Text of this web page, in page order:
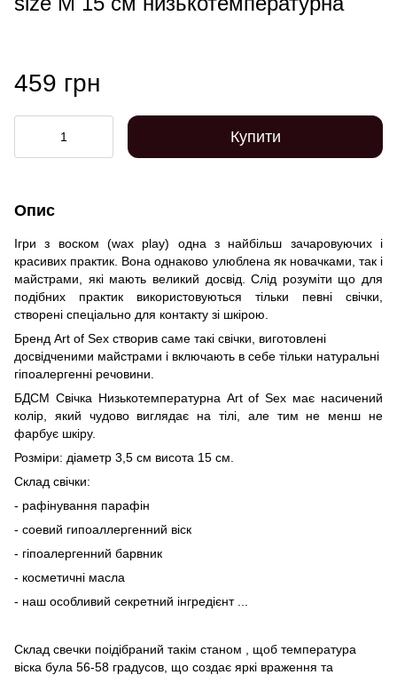
459 грн
Купити
Опис
Ігри з воском (wax play) одна з найбільш зачаровуючих і
красивих практик. Вона однаково улюблена як новачками, так і
майстрами, які мають великий досвід. Слід розуміти що для
подібних практик використовуються тільки певні свічки,
створені спеціально для контакту зі шкірою.
Бренд Art of Sex створив саме такі свічки, виготовлені
досвідченими майстрами і включають в себе тільки натуральні
гіпоалергенні речовини.
БДСМ Свічка Низькотемпературна Art of Sex має насичений
колір, який чудово виглядає на тілі, але тим не менш не
фарбує шкіру.
Розміри: діаметр 3,5 см висота 15 см.
Склад свічки:
- рафінування парафін
- соевий гипоаллергенний віск
- гіпоалергенний барвник
- косметичні масла
- наш особливий секретний інгредієнт ...
Склад свечки поідібраний такім станом , щоб температура
віска була 56-58 градусов, що создає яркі враження та